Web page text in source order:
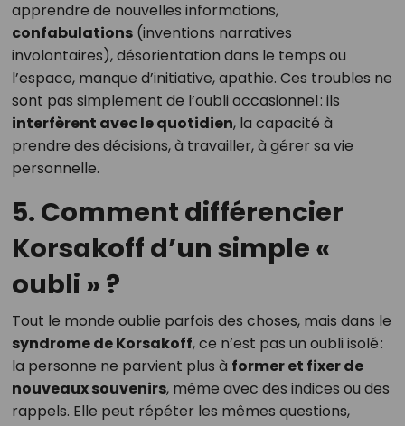
apprendre de nouvelles informations,
confabulations(inventions narratives
involontaires), désorientation dans le temps ou
l’espace, manque d’initiative, apathie. Ces troubles ne
sont pas simplement de l’oubli occasionnel : ils
interfèrent avec le quotidien, la capacité à
prendre des décisions, à travailler, à gérer sa vie
personnelle.
5. Comment différencier
Korsakoff d’un simple «
oubli » ?
Tout le monde oublie parfois des choses, mais dans le
syndrome de Korsakoff, ce n’est pas un oubli isolé :
la personne ne parvient plus à former et fixer de
nouveaux souvenirs, même avec des indices ou des
rappels. Elle peut répéter les mêmes questions,